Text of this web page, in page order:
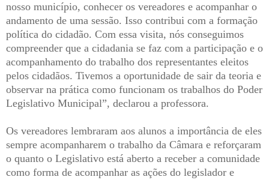
nosso município, conhecer os vereadores e acompanhar o
andamento de uma sessão. Isso contribui com a formação
política do cidadão. Com essa visita, nós conseguimos
compreender que a cidadania se faz com a participação e o
acompanhamento do trabalho dos representantes eleitos
pelos cidadãos. Tivemos a oportunidade de sair da teoria e
observar na prática como funcionam os trabalhos do Poder
Legislativo Municipal”, declarou a professora.
Os vereadores lembraram aos alunos a importância de eles
sempre acompanharem o trabalho da Câmara e reforçaram
o quanto o Legislativo está aberto a receber a comunidade
como forma de acompanhar as ações do legislador e